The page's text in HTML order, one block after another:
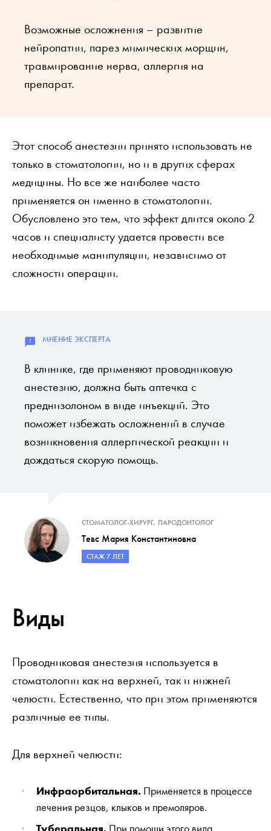
Возможные осложнения – развитие
нейропатии, парез мимических морщин,
травмирование нерва, аллергия на
препарат.
Этот способ анестезии принято использовать не
только в стоматологии, но и в других сферах
медицины. Но все же наиболее часто
применяется он именно в стоматологии.
Обусловлено это тем, что эффект длится около 2
часов и специалисту удается провести все
необходимые манипуляции, независимо от
сложности операции.
В клинике, где применяют проводниковую
анестезию, должна быть аптечка с
преднизолоном в виде инъекций. Это
поможет избежать осложнений в случае
возникновения аллергической реакции и
дождаться скорую помощь.
СТОМАТОЛОГ-ХИРУРГ, ПАРОДОНТОЛОГ
Тевс Мария Константиновна
СТАЖ 7 ЛЕТ
Виды
Проводниковая анестезия используется в
стоматологии как на верхней, так и нижней
челюсти. Естественно, что при этом применяются
различные ее типы.
Для верхней челюсти:
Инфраорбитальная. Применяется в процессе
лечения резцов, клыков и премоляров.
Туберальная. При помощи этого вида